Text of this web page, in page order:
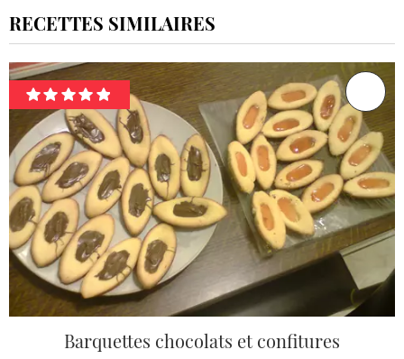
RECETTES SIMILAIRES
Barquettes chocolats et confitures